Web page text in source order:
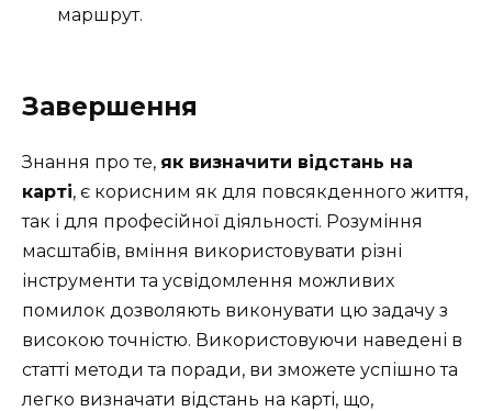
маршрут.
Завершення
Знання про те, як визначити відстань на
карті, є корисним як для повсякденного життя,
так і для професійної діяльності. Розуміння
масштабів, вміння використовувати різні
інструменти та усвідомлення можливих
помилок дозволяють виконувати цю задачу з
високою точністю. Використовуючи наведені в
статті методи та поради, ви зможете успішно та
легко визначати відстань на карті, що,